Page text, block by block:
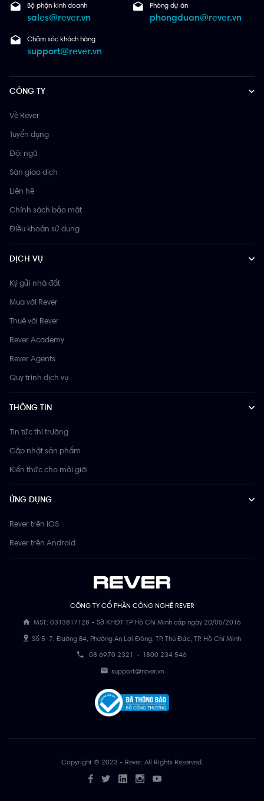
Bộ phận kinh doanh
sales@rever.vn
Phòng dự án
phongduan@rever.vn
Chăm sóc khách hàng
support@rever.vn
CÔNG TY CỔ PHẦN CÔNG NGHỆ REVER
MST: 0313817128 - Sở KHĐT TP Hồ Chí Minh cấp ngày 20/05/2016
Số 5-7, Đường B4, Phường An Lợi Đông, TP. Thủ Đức, TP. Hồ Chí Minh
08 6970 2321 - 1800 234 546
support@rever.vn
CÔNG TY
Về Rever
Tuyển dụng
Đội ngũ
Sàn giao dịch
Liên hệ
Chính sách bảo mật
Điều khoản sử dụng
DỊCH VỤ
Ký gửi nhà đất
Mua với Rever
Thuê với Rever
Rever Academy
Rever Agents
Quy trình dịch vụ
THÔNG TIN
Tin tức thị trường
Cập nhật sản phẩm
Kiến thức cho môi giới
ỨNG DỤNG
Rever trên iOS
Rever trên Android
Copyright © 2023 - Rever. All Rights Reserved.